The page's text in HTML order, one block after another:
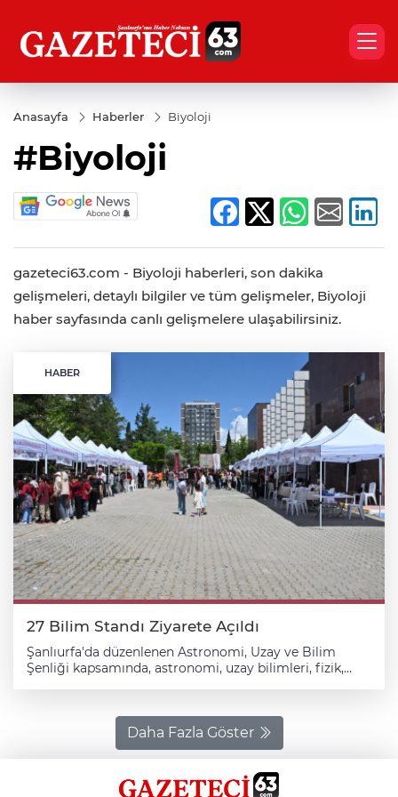
Anasayfa Haberler Biyoloji
#Biyoloji
gazeteci63.com - Biyoloji haberleri, son dakika
gelişmeleri, detaylı bilgiler ve tüm gelişmeler, Biyoloji
haber sayfasında canlı gelişmelere ulaşabilirsiniz.
HABER
27 Bilim Standı Ziyarete Açıldı
Şanlıurfa'da düzenlenen Astronomi, Uzay ve Bilim
Şenliği kapsamında, astronomi, uzay bilimleri, fizik,
Salonu'nda gerçekleştirilen şenliğin açılışına Haliliye
Kaymakamı Muhammed Serkan Şahin, İl Milli Eğitim
Müdürü Asım Sultanoğlu ile Haliliye İlçe Milli Eğitim
teorik bilgilerini pratiğe dönüştürerek hazırladıkları
Daha Fazla Göster